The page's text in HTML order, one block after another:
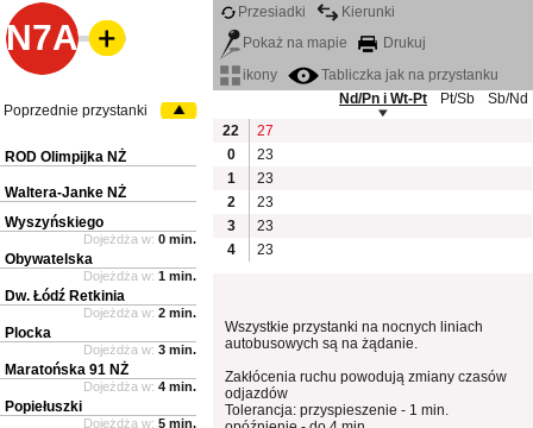
N7A
Przesiadki
Kierunki
Pokaż na mapie
Drukuj
ikony
Tabliczka jak na przystanku
Nd/Pn i Wt-Pt
Pt/Sb
Sb/Nd
22
27
0
23
1
23
2
23
3
23
4
23
Wszystkie przystanki na nocnych liniach
autobusowych są na żądanie.
Zakłócenia ruchu powodują zmiany czasów
odjazdów
Tolerancja: przyspieszenie - 1 min.
Poprzednie przystanki
ROD Olimpijka NŻ
Waltera-Janke NŻ
Wyszyńskiego
Dojeżdża w: 0 min.
Obywatelska
Dojeżdża w: 1 min.
Dw. Łódź Retkinia
Dojeżdża w: 2 min.
Plocka
Dojeżdża w: 3 min.
Maratońska 91 NŻ
Dojeżdża w: 4 min.
Popiełuszki
Dojeżdża w: 5 min.